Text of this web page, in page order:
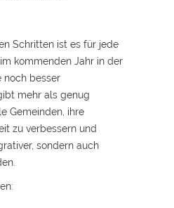
Schritten ist es für jede
kommenden Jahr in der
noch besser
mehr als genug
Gemeinden, ihre
zu verbessern und
sondern auch